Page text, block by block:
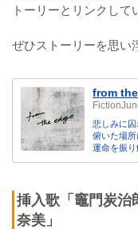
トーリーとリンクして
ぜひストーリーを思い
from
悲しみに
俯いた場
運命を振り
挿入歌「竈門炭治
奈美」